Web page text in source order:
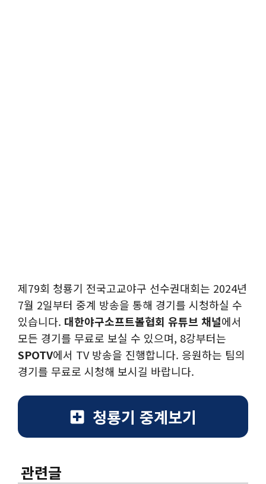
제79회 청룡기 전국고교야구 선수권대회는 2024년
7월 2일부터 중계 방송을 통해 경기를 시청하실 수
있습니다. 대한야구소프트볼협회 유튜브 채널에서
모든 경기를 무료로 보실 수 있으며, 8강부터는
SPOTV에서 TV 방송을 진행합니다. 응원하는 팀의
경기를 무료로 시청해 보시길 바랍니다.
청룡기 중계보기
관련글